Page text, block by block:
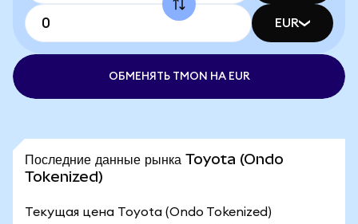
EUR
ОБМЕНЯТЬ TMON НА EUR
Последние данные рынка Toyota (Ondo
Tokenized)
Текущая цена Toyota (Ondo Tokenized)